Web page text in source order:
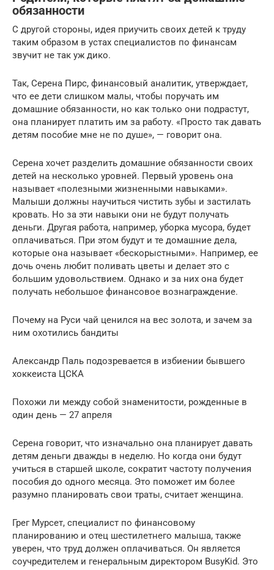
обязанности
С другой стороны, идея приучить своих детей к труду
таким образом в устах специалистов по финансам
звучит не так уж дико.
Так, Серена Пирс, финансовый аналитик, утверждает,
что ее дети слишком малы, чтобы поручать им
домашние обязанности, но как только они подрастут,
она планирует платить им за работу. «Просто так давать
детям пособие мне не по душе», — говорит она.
Серена хочет разделить домашние обязанности своих
детей на несколько уровней. Первый уровень она
называет «полезными жизненными навыками».
Малыши должны научиться чистить зубы и застилать
кровать. Но за эти навыки они не будут получать
деньги. Другая работа, например, уборка мусора, будет
оплачиваться. При этом будут и те домашние дела,
которые она называет «бескорыстными». Например, ее
дочь очень любит поливать цветы и делает это с
большим удовольствием. Однако и за них она будет
получать небольшое финансовое вознаграждение.
Почему на Руси чай ценился на вес золота, и зачем за
ним охотились бандиты
Александр Паль подозревается в избиении бывшего
хоккеиста ЦСКА
Похожи ли между собой знаменитости, рожденные в
один день — 27 апреля
Серена говорит, что изначально она планирует давать
детям деньги дважды в неделю. Но когда они будут
учиться в старшей школе, сократит частоту получения
пособия до одного месяца. Это поможет им более
разумно планировать свои траты, считает женщина.
Грег Мурсет, специалист по финансовому
планированию и отец шестилетнего малыша, также
уверен, что труд должен оплачиваться. Он является
соучредителем и генеральным директором BusyKid. Это